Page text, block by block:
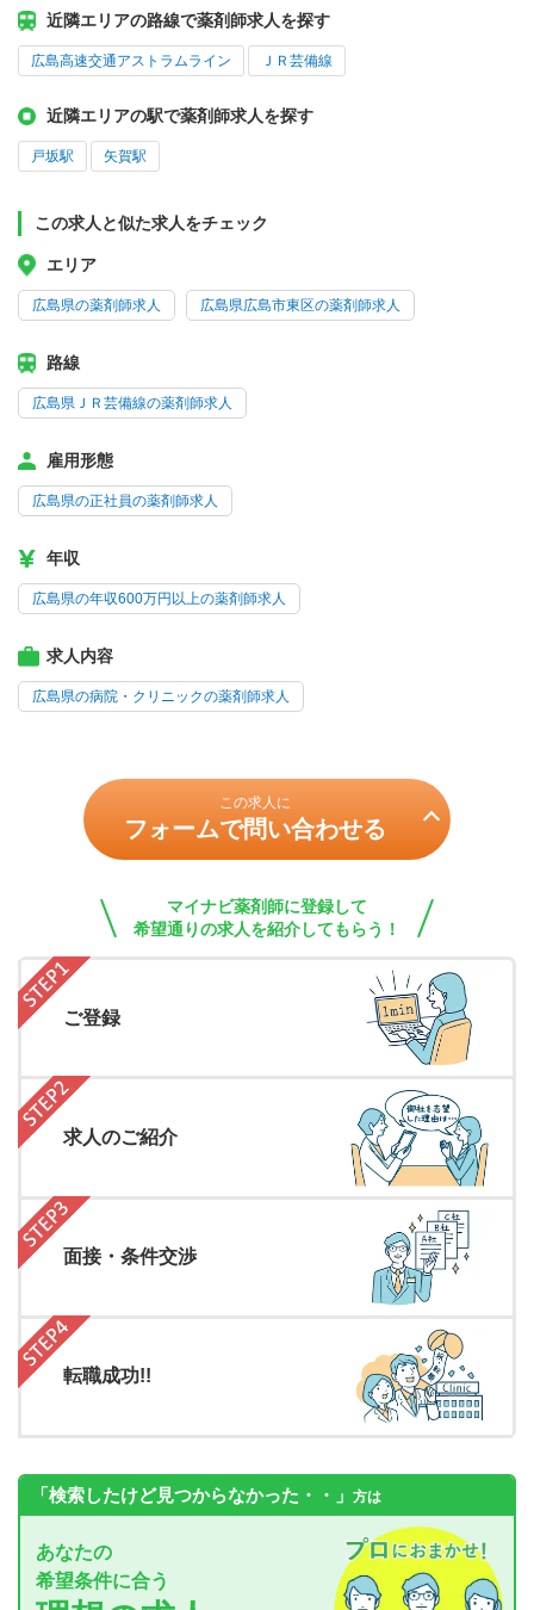
近隣エリアの路線で薬剤師求人を探す
広島高速交通アストラムライン ＪＲ芸備線
近隣エリアの駅で薬剤師求人を探す
戸坂駅 矢賀駅
この求人と似た求人をチェック
エリア
広島県の薬剤師求人 広島県広島市東区の薬剤師求人
路線
広島県ＪＲ芸備線の薬剤師求人
雇用形態
広島県の正社員の薬剤師求人
年収
広島県の年収600万円以上の薬剤師求人
求人内容
広島県の病院・クリニックの薬剤師求人
この求人に
フォームで問い合わせる
マイナビ薬剤師に登録して
希望通りの求人を紹介してもらう！
ご登録
求人のご紹介
面接・条件交渉
転職成功!!
「検索したけど見つからなかった・・」 方は
あなたの
希望条件に合う